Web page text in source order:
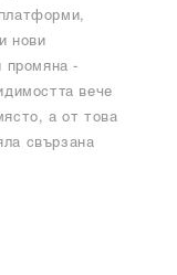
нови
промяна -
вече
а от това
свързана